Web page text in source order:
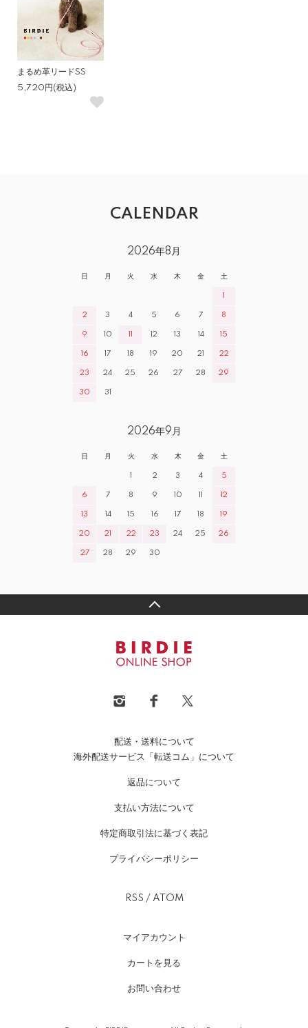
まるめ革リードSS
5,720円(税込)
CALENDAR
2026年8月
日 月 火 水 木 金 土
1
2 3 4 5 6 7 8
9 10 11 12 13 14 15
16 17 18 19 20 21 22
23 24 25 26 27 28 29
30 31
2026年9月
日 月 火 水 木 金 土
1 2 3 4 5
6 7 8 9 10 11 12
13 14 15 16 17 18 19
20 21 22 23 24 25 26
27 28 29 30
配送・送料について
海外配送サービス「転送コム」について
返品について
支払い方法について
特定商取引法に基づく表記
プライバシーポリシー
RSS / ATOM
マイアカウント
カートを見る
お問い合わせ